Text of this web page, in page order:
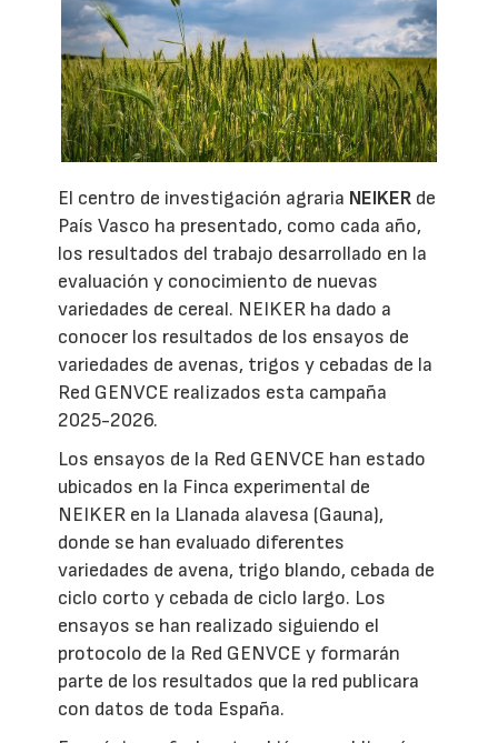
El centro de investigación agraria NEIKER de
País Vasco ha presentado, como cada año,
los resultados del trabajo desarrollado en la
evaluación y conocimiento de nuevas
variedades de cereal. NEIKER ha dado a
conocer los resultados de los ensayos de
variedades de avenas, trigos y cebadas de la
Red GENVCE realizados esta campaña
2025-2026.
Los ensayos de la Red GENVCE han estado
ubicados en la Finca experimental de
NEIKER en la Llanada alavesa (Gauna),
donde se han evaluado diferentes
variedades de avena, trigo blando, cebada de
ciclo corto y cebada de ciclo largo. Los
ensayos se han realizado siguiendo el
protocolo de la Red GENVCE y formarán
parte de los resultados que la red publicara
con datos de toda España.